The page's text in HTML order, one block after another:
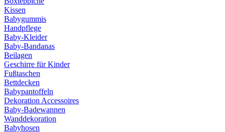
Kissen
Babygummis
Handpflege
Baby-Kleider
Baby-Bandanas
Beilagen
Geschirre für Kinder
Fußtaschen
Bettdecken
Babypantoffeln
Dekoration Accessoires
Baby-Badewannen
Wanddekoration
Babyhosen